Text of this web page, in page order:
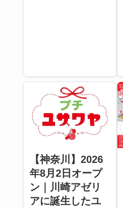
【神奈川】2026
年8月2日オープ
ン｜川崎アゼリ
アに誕生したユ